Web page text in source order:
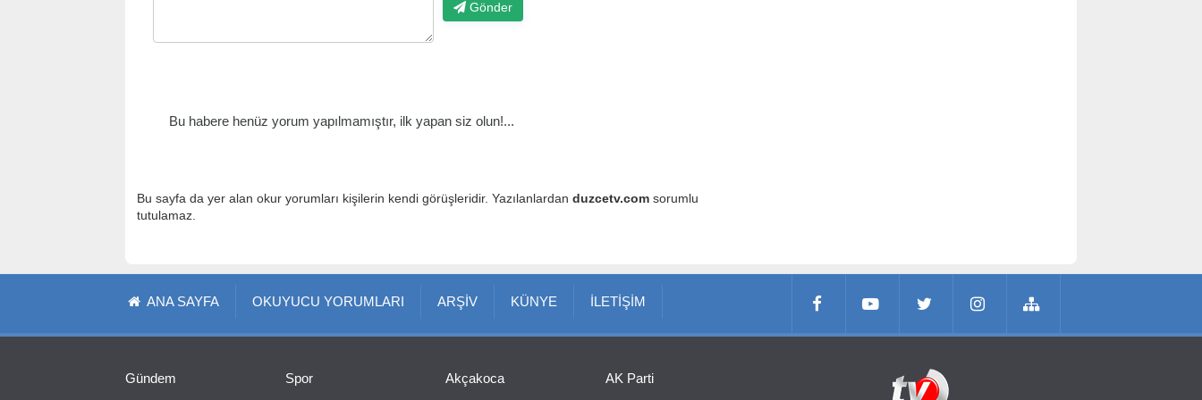
Gönder
Bu habere henüz yorum yapılmamıştır, ilk yapan siz olun!...
Bu sayfa da yer alan okur yorumları kişilerin kendi görüşleridir. Yazılanlardan duzcetv.com sorumlu
tutulamaz.
ANA SAYFA OKUYUCU YORUMLARI ARŞİV KÜNYE İLETİŞİM
Gündem
Spor
Akçakoca
AK Parti